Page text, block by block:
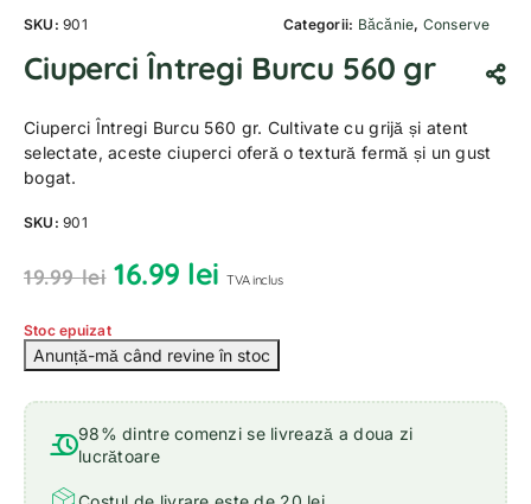
SKU:901 Categorii: Băcănie, Conserve
Ciuperci Întregi Burcu 560 gr
Ciuperci Întregi Burcu 560 gr. Cultivate cu grijă și atent
selectate, aceste ciuperci oferă o textură fermă și un gust
bogat.
SKU:901
19.99lei 16.99 lei TVA inclus
Stoc epuizat
98% dintre comenzi se livrează a doua zi
lucrătoare